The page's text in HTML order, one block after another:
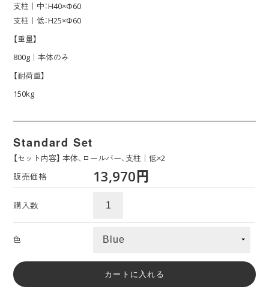
支柱｜中：H40×Φ60
支柱｜低：H25×Φ60
【重量】
800g｜本体のみ
【耐荷重】
150kg
Standard Set
【セット内容】 本体、ロールバー、支柱｜低×2
販売価格 13,970円
購入数
色